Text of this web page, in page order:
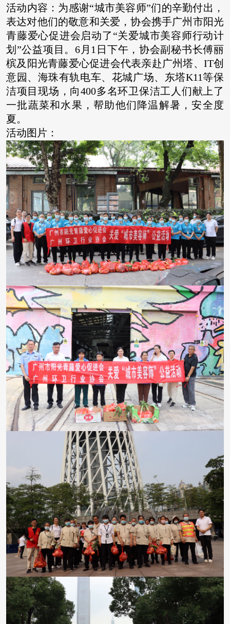
活动内容：为感谢“城市美容师”们的辛勤付出，
表达对他们的敬意和关爱，协会携手广州市阳光
青藤爱心促进会启动了“关爱城市美容师行动计
划”公益项目。6月1日下午，协会副秘书长傅丽
槟及阳光青藤爱心促进会代表亲赴广州塔、IT创
意园、海珠有轨电车、花城广场、东塔K11等保
洁项目现场，向400多名环卫保洁工人们献上了
一批蔬菜和水果，帮助他们降温解暑，安全度
夏。
活动图片：